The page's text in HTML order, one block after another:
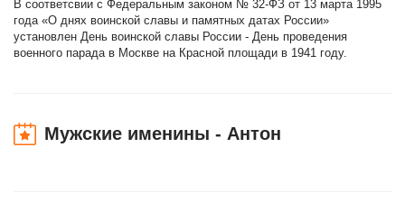
В соответсвии с Федеральным законом № 32-ФЗ от 13 марта 1995
года «О днях воинской славы и памятных датах России»
установлен День воинской славы России - День проведения
военного парада в Москве на Красной площади в 1941 году.
Мужские именины - Антон